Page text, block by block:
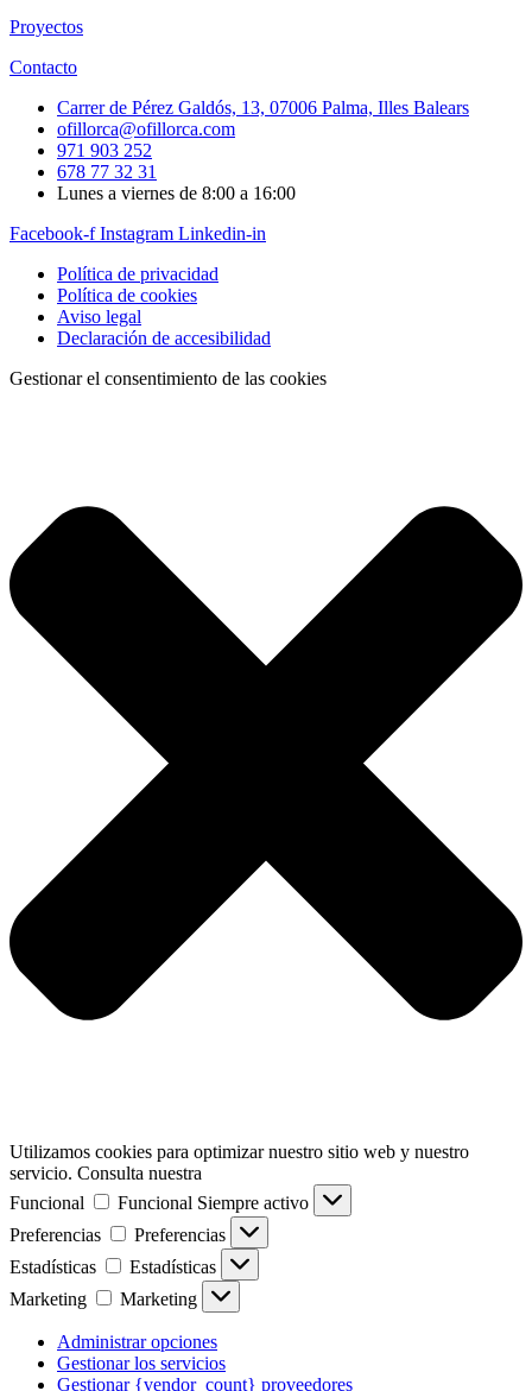
Proyectos
Contacto
Carrer de Pérez Galdós, 13, 07006 Palma, Illes Balears
ofillorca@ofillorca.com
971 903 252
678 77 32 31
Lunes a viernes de 8:00 a 16:00
Facebook-f Instagram Linkedin-in
Política de privacidad
Política de cookies
Aviso legal
Declaración de accesibilidad
Gestionar el consentimiento de las cookies
Utilizamos cookies para optimizar nuestro sitio web y nuestro
servicio. Consulta nuestra
Funcional
Funcional Siempre activo
Preferencias
Preferencias
Estadísticas
Estadísticas
Marketing
Marketing
Administrar opciones
Gestionar los servicios
Gestionar {vendor_count} proveedores